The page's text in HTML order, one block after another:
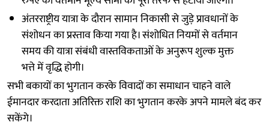
अंतरराष्ट्रीय यात्रा के दौरान सामान निकासी से जुड़े प्रावधानों के
संशोधन का प्रस्ताव किया गया है। संशोधित नियमों से वर्तमान
समय की यात्रा संबंधी वास्तविकताओं के अनुरूप शुल्क मुक्त
भत्ते में वृद्धि होगी।
सभी बकायों का भुगतान करके विवादों का समाधान चाहने वाले
ईमानदार करदाता अतिरिक्त राशि का भुगतान करके अपने मामले बंद कर
सकेंगे।